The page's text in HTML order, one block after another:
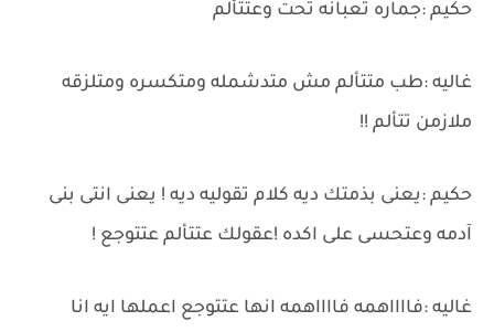
حكيم :جماره تعبانه تحت وعتتألم
غاليه :طب متتألم مش متدشمله ومتكسره ومتلزقه
ملازمن تتألم !!
حكيم :يعنى بذمتك ديه كلام تقوليه ديه ! يعنى انتى بنى
آدمه وعتحسى على اكده !عقولك عتتألم عتتوجع !
غاليه :فااااهمه فااااهمه انها عتتوجع اعملها ايه انا